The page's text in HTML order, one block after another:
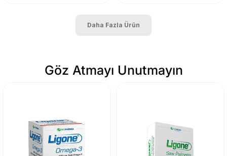
Daha Fazla Ürün
Göz Atmayı Unutmayın